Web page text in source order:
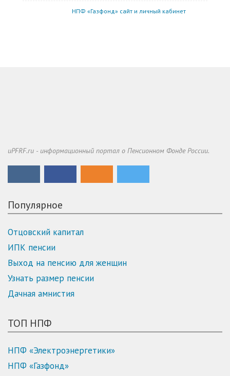
НПФ «Газфонд» сайт и личный кабинет
uPFRF.ru - информационный портал о Пенсионном Фонде России.
Популярное
Отцовский капитал
ИПК пенсии
Выход на пенсию для женщин
Узнать размер пенсии
Дачная амнистия
ТОП НПФ
НПФ «Электроэнергетики»
НПФ «Газфонд»